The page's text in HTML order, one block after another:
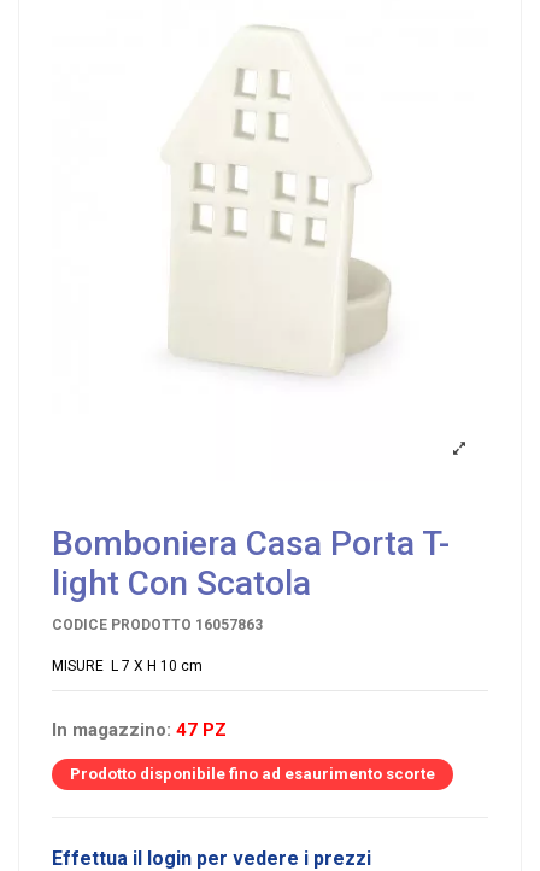
Bomboniera Casa Porta T-
light Con Scatola
CODICE PRODOTTO 16057863
MISURE L 7 X H 10 cm
In magazzino: 47 PZ
Prodotto disponibile fino ad esaurimento scorte
Effettua il login per vedere i prezzi